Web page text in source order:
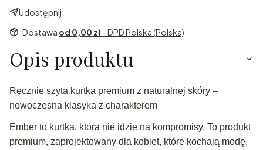
Udostępnij
Dostawa od 0,00 zł- DPD Polska (Polska)
Opis produktu
Ręcznie szyta kurtka premium z naturalnej skóry –
nowoczesna klasyka z charakterem
Ember to kurtka, która nie idzie na kompromisy. To produkt
premium, zaprojektowany dla kobiet, które kochają modę,